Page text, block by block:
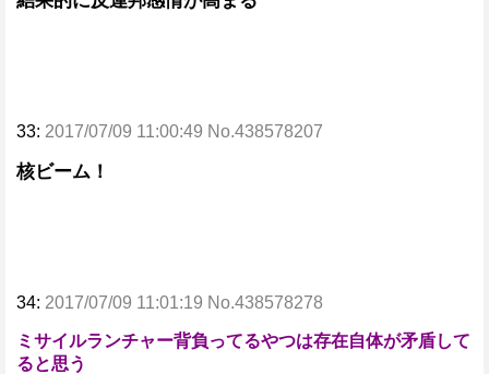
33: 2017/07/09 11:00:49 No.438578207
核ビーム！
34: 2017/07/09 11:01:19 No.438578278
ミサイルランチャー背負ってるやつは存在自体が矛盾して
ると思う